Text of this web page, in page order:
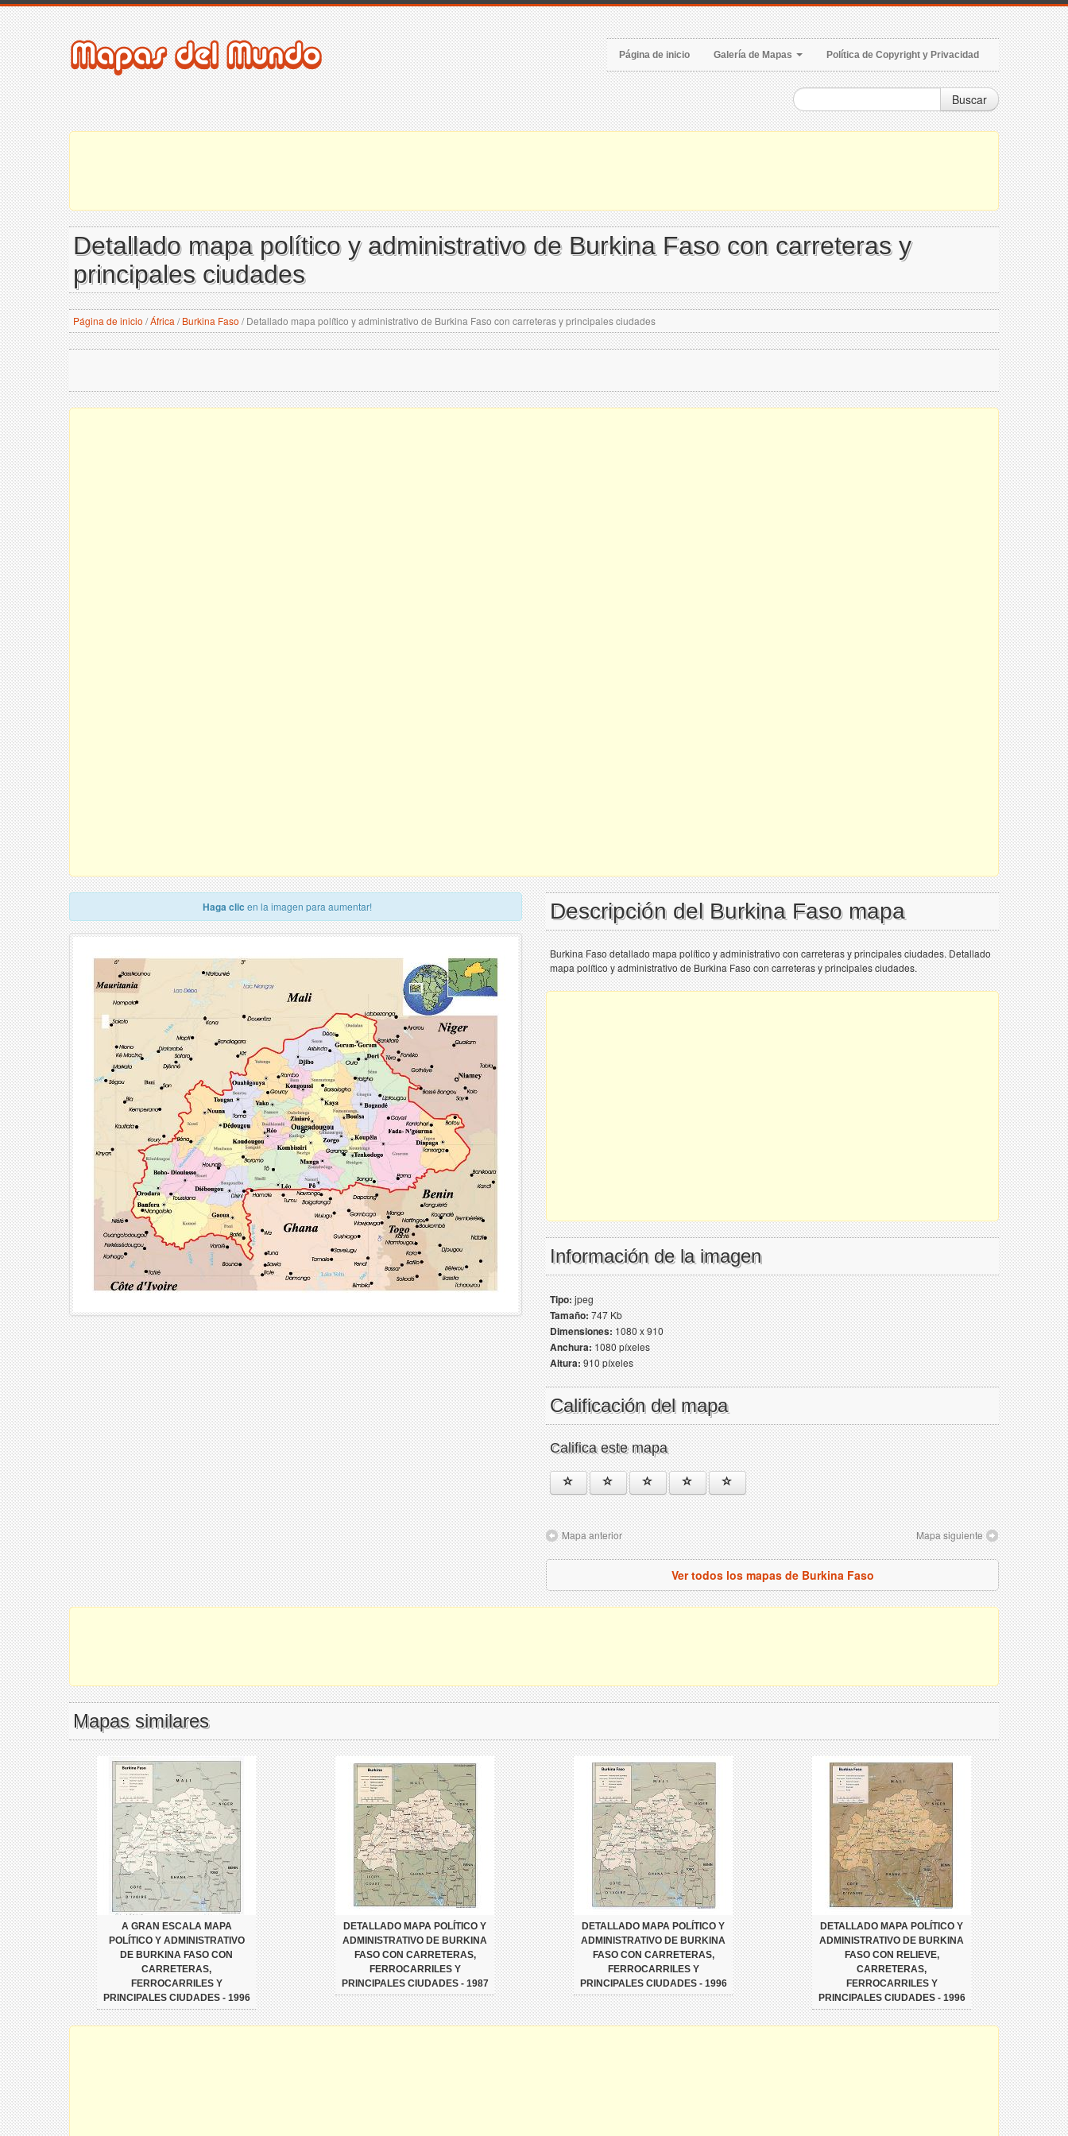
Página de inicio Galería de Mapas Política de Copyright y Privacidad
Buscar
Detallado mapa político y administrativo de Burkina Faso con carreteras y
principales ciudades
Página de inicio /África / Burkina Faso /Detallado mapa político y administrativo de Burkina Faso con carreteras y principales ciudades
Haga clic en la imagen para aumentar! Descripción del Burkina Faso mapa
Burkina Faso detallado mapa político y administrativo con carreteras y principales ciudades. Detallado
mapa político y administrativo de Burkina Faso con carreteras y principales ciudades.
Información de la imagen
Tipo:jpeg
Tamaño:747 Kb
Dimensiones:1080 x 910
Anchura:1080 píxeles
Altura:910 píxeles
Calificación del mapa
Califica este mapa
Mapa anterior Mapa siguiente
Ver todos los mapas de Burkina Faso
Mapas similares
A GRAN ESCALA MAPA
POLÍTICO Y ADMINISTRATIVO
DE BURKINA FASO CON
CARRETERAS,
FERROCARRILES Y
PRINCIPALES CIUDADES - 1996
DETALLADO MAPA POLÍTICO Y
ADMINISTRATIVO DE BURKINA
FASO CON CARRETERAS,
FERROCARRILES Y
PRINCIPALES CIUDADES - 1987
DETALLADO MAPA POLÍTICO Y
ADMINISTRATIVO DE BURKINA
FASO CON CARRETERAS,
FERROCARRILES Y
PRINCIPALES CIUDADES - 1996
DETALLADO MAPA POLÍTICO Y
ADMINISTRATIVO DE BURKINA
FASO CON RELIEVE,
CARRETERAS,
FERROCARRILES Y
PRINCIPALES CIUDADES - 1996